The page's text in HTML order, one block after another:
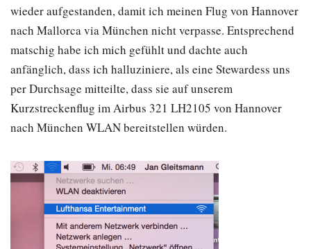
wieder aufgestanden, damit ich meinen Flug von Hannover
nach Mallorca via München nicht verpasse. Entsprechend
matschig habe ich mich gefühlt und dachte auch
anfänglich, dass ich halluziniere, als eine Stewardess uns
per Durchsage mitteilte, dass sie auf unserem
Kurzstreckenflug im Airbus 321 LH2105 von Hannover
nach München WLAN bereitstellen würden.